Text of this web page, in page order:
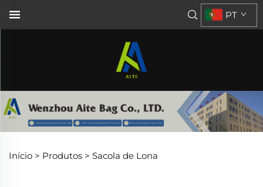
PT
Início > Produtos > Sacola de Lona